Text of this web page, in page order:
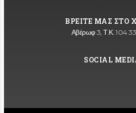
ΒΡΕΙΤΕ ΜΑΣ ΣΤΟ
Αβέρωφ 3, Τ.Κ. 104
SOCIAL